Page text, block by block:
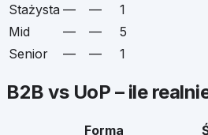
Stażysta — —
1
Mid
— —
5
Senior
— — 1
B2B vs UoP – ile
Forma